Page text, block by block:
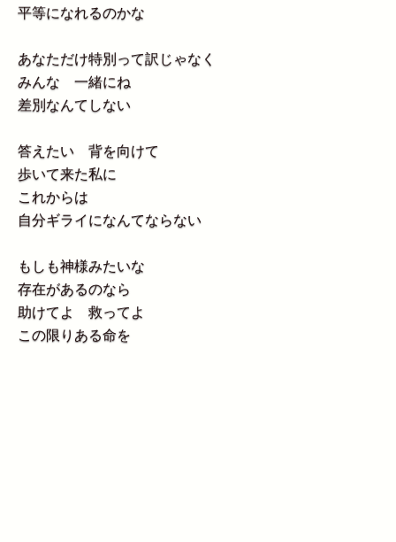
平等になれるのかな
あなただけ特別って訳じゃなく
みんな 一緒にね
差別なんてしない
答えたい 背を向けて
歩いて来た私に
これからは
自分ギライになんてならない
もしも神様みたいな
存在があるのなら
助けてよ 救ってよ
この限りある命を